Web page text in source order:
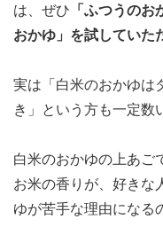
は、ぜひ 「ふつうの
おかゆ」を試していた
実は「白米のおかゆは
き」という方も一定数
白米のおかゆの上あご
お米の香りが、好きな
ゆが苦手な理由になる